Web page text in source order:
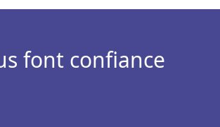
font confiance